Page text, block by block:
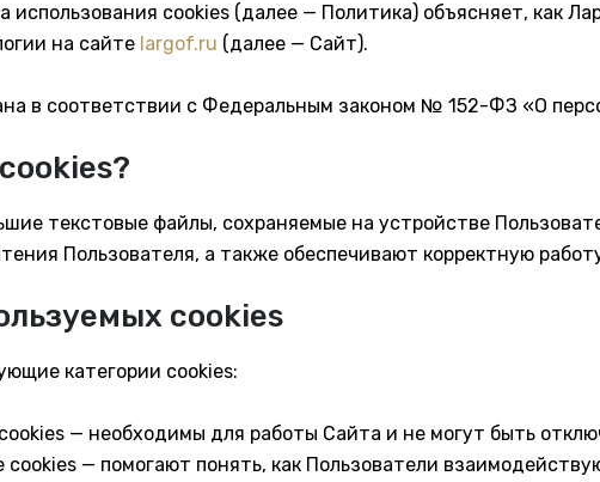
использования cookies (далее — Политика) объясняет, как
на сайте largof.ru (далее — Сайт).
в соответствии с Федеральным законом № 152-ФЗ «О
текстовые файлы, сохраняемые на устройстве
Пользователя, а также обеспечивают корректную
cookies
категории cookies:
— необходимы для работы Сайта и не могут быть
cookies — помогают понять, как Пользователи